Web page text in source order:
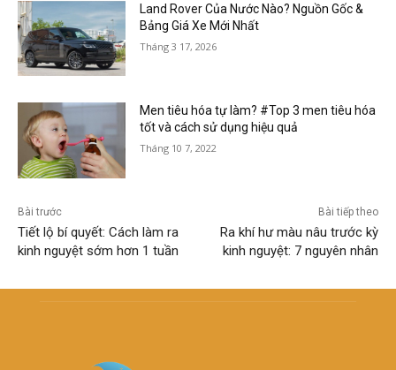
Land Rover Của Nước Nào? Nguồn Gốc &
Bảng Giá Xe Mới Nhất
Tháng 3 17, 2026
Men tiêu hóa tự làm? #Top 3 men tiêu hóa
tốt và cách sử dụng hiệu quả
Tháng 10 7, 2022
Bài trước
Tiết lộ bí quyết: Cách làm ra
kinh nguyệt sớm hơn 1 tuần
Bài tiếp theo
Ra khí hư màu nâu trước kỳ
kinh nguyệt: 7 nguyên nhân